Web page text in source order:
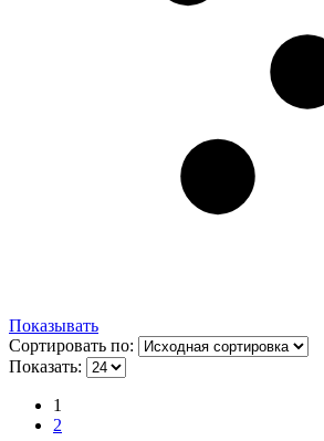
Показывать
Сортировать по:
Показать:
1
2